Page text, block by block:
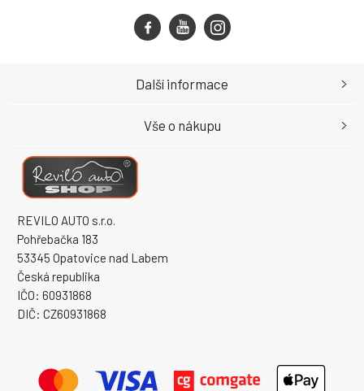
REVILO AUTO s.r.o.
Pohřebačka 183
53345 Opatovice nad Labem
Česká republika
IČO: 60931868
DIČ: CZ60931868
Další informace
Vše o nákupu